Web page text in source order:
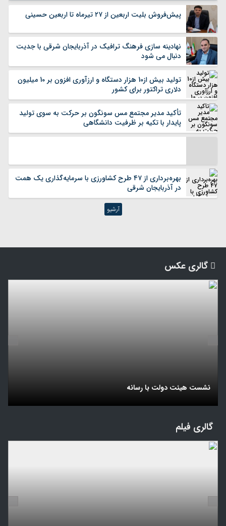
آذربایجان شرقی
آذربایجان غربی
اردبیل
اصفهان
البرز
بوشهر
تهران
چهارمحال بختیاری
خراسان رضوی
خراسان شمالی
خوزستان
زنجان
سمنان
فارس
قزوین
قم
کردستان
کرمانشاه
مازندران
مرکزی
هرمزگان
پیش‌فروش بلیت اربعین از ۲۷ تیرماه تا اربعین حسینی
نهادینه سازی فرهنگ ترافیک در آذربایجان شرقی با جدیت
دنبال می شود
تولید بیش از10 هزار دستگاه و ارزآوری افزون بر 10 میلیون
دلاری تراکتور برای کشور
تأکید مدیر مجتمع مس سونگون بر حرکت به سوی تولید
پایدار با تکیه بر ظرفیت دانشگاهی
بهره‌برداری از ۴۷ طرح کشاورزی با سرمایه‌گذاری یک همت
در آذربایجان شرقی
آرشیو
گالری عکس
نشست هیئت دولت با رسانه
گالری فیلم